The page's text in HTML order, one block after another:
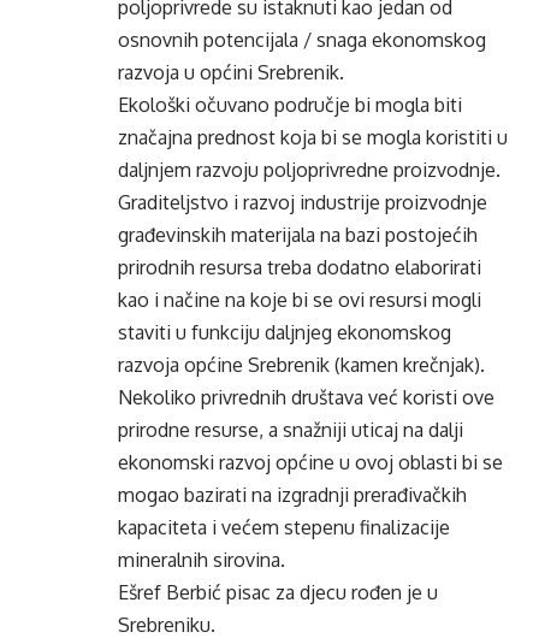
poljoprivrede su istaknuti kao jedan od
osnovnih potencijala / snaga ekonomskog
razvoja u općini Srebrenik.
Ekološki očuvano područje bi mogla biti
značajna prednost koja bi se mogla koristiti u
daljnjem razvoju poljoprivredne proizvodnje.
Graditeljstvo i razvoj industrije proizvodnje
građevinskih materijala na bazi postojećih
prirodnih resursa treba dodatno elaborirati
kao i načine na koje bi se ovi resursi mogli
staviti u funkciju daljnjeg ekonomskog
razvoja općine Srebrenik (kamen krečnjak).
Nekoliko privrednih društava već koristi ove
prirodne resurse, a snažniji uticaj na dalji
ekonomski razvoj općine u ovoj oblasti bi se
mogao bazirati na izgradnji prerađivačkih
kapaciteta i većem stepenu finalizacije
mineralnih sirovina.
Ešref Berbić pisac za djecu rođen je u
Srebreniku.